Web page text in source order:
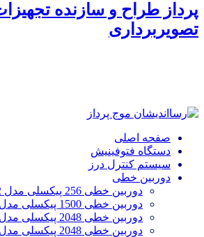
پرداز طراح و سازنده
تصویربرداری
صفحه اصلی
دستگاه فتوفینیش
سیستم کنترل درز
دوربین خطی
دوربین خطی 256 پیکسلی مدل RA-LSC-1402
دوربین خطی 1500 پیکسلی مدل RA-LSC-1103
دوربین خطی 2048 پیکسلی مدل RA-LSC-0551
دوربین خطی 2048 پیکسلی مدل RA-LSC-0751